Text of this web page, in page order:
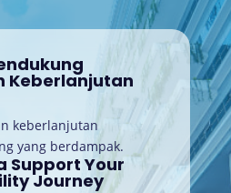
Keberlanjutan
keberlanjutan
yang berdampak.
Support Your
Journey